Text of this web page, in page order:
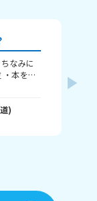
なみに
本を読
す！ じ
)